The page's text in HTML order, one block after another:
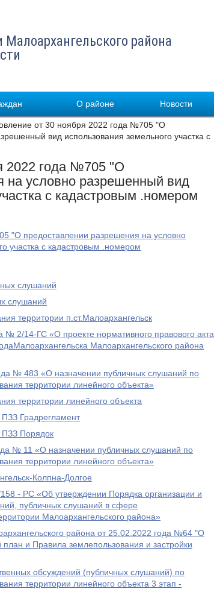
района
О районе Новости
от 30 ноября 2022 года №705 "О
вид использования земельного участка с
2022 года №705 "О
на условно разрешенный вид
с кадастровым .номером
"О предоставлении разрешения на условно
участка с кадастровым .номером
слушаний
слушаний
территории п.ст.Малоархангельск
2/14-ГС «О проекте нормативного правового акта
Малоархангельского района
№ 483 «О назначении публичных слушаний по
территории линейного объекта»
территории линейного объекта
Градрегламент
ПЗЗ Порядок
№ 11 «О назначении публичных слушаний по
территории линейного объекта»
Колпна-Долгое
- РС «Об утверждении Порядка организации и
публичных слушаний в сфере
Малоархангельского района»
района от 25.02.2022 года №64 "О
и Правила землепользования и застройки
обсуждений (публичных слушаний) по
территории линейного объекта 3 этап -